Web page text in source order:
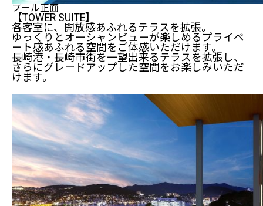
プール正面
【TOWER SUITE】
各客室に、開放感あふれるテラスを拡張。
ゆっくりとオーシャンビューが楽しめるプライベ
ート感あふれる空間をご体感いただけます。
長崎港・長崎市街を一望出来るテラスを拡張し、
さらにグレードアップした空間をお楽しみいただ
けます。